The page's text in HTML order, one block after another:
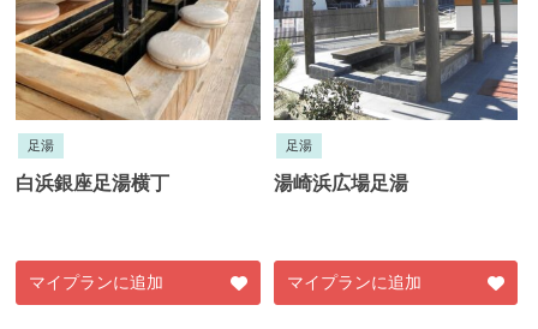
足湯
白浜銀座足湯横丁
マイプランに追加
足湯
湯崎浜広場足湯
マイプランに追加